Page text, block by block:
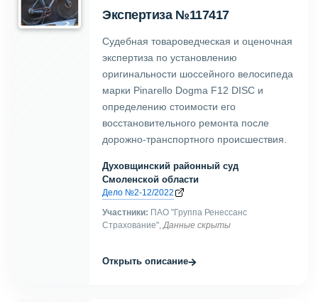
Экспертиза №117417
Судебная товароведческая и оценочная
экспертиза по установлению
оригинальности шоссейного велосипеда
марки Pinarello Dogma F12 DISC и
определению стоимости его
восстановительного ремонта после
дорожно-транспортного происшествия.
Духовщинский районный суд
Смоленской области
Дело №2-12/2022
Участники: ПАО "Группа Ренессанс
Страхование", Данные скрыты
Открыть описание→